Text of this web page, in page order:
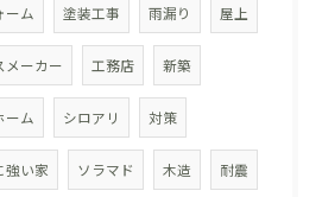
ーム 塗装工事 雨漏り 屋上
メーカー 工務店 新築
ーム シロアリ 対策
強い家 ソラマド 木造 耐震